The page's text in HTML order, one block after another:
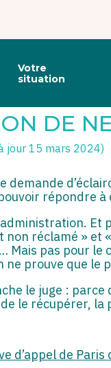
Votre
situation
DE
jour 15 mars 2024)
demande
répondre
réclamé » et
Mais pas pour le
prouve que le
le juge :
le récupérer,
d’appel de